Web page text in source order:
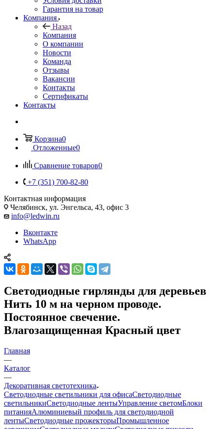
Гарантия на товар
Компания
Назад
Компания
О компании
Новости
Команда
Отзывы
Вакансии
Контакты
Сертификаты
Контакты
Корзина0
Отложенные0
Сравнение товаров0
+7 (351) 700-82-80
Контактная информация
Челябинск, ул. Энгельса, 43, офис 3
info@ledwin.ru
Вконтакте
WhatsApp
Светодиодные гирлянды для деревьев
Нить 10 м на черном проводе.
Постоянное свечение.
Влагозащищенная Красный цвет
Главная
—
Каталог
—
Декоративная светотехника
Светодиодные светильники для офисаСветодиодные
светильникиСветодиодные лентыУправление светомБлоки
питанияАлюминиевый профиль для светодиодной
лентыСветодиодные прожекторыПромышленное